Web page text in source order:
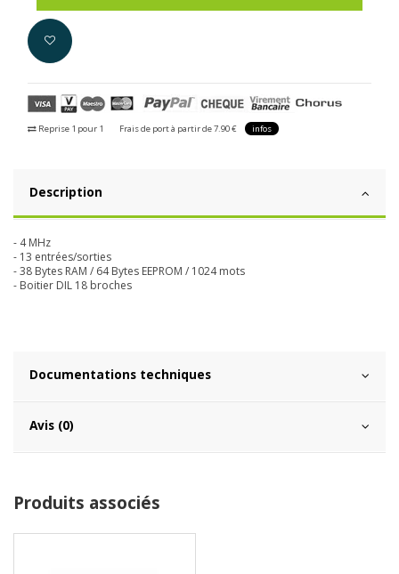
Reprise 1 pour 1 Frais de port à partir de 7.90 € infos
Description
- 4 MHz
- 13 entrées/sorties
- 38 Bytes RAM / 64 Bytes EEPROM / 1024 mots
- Boitier DIL 18 broches
Documentations techniques
Avis (0)
Produits associés